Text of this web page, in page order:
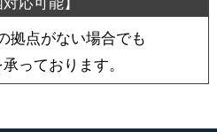
拠点がない場合でも
っております。